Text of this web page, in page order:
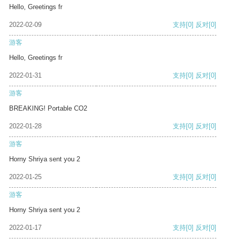
Hello, Greetings fr
2022-02-09 支持[0] 反对[0]
游客
Hello, Greetings fr
2022-01-31 支持[0] 反对[0]
游客
BREAKING! Portable CO2
2022-01-28 支持[0] 反对[0]
游客
Horny Shriya sent you 2
2022-01-25 支持[0] 反对[0]
游客
Horny Shriya sent you 2
2022-01-17 支持[0] 反对[0]